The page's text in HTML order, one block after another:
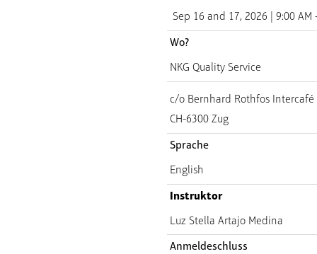
Sep 16 and 17, 2026 | 9:00 AM
Wo?
NKG Quality Service
c/o Bernhard Rothfos Intercafé
CH-6300 Zug
Sprache
English
Instruktor
Luz Stella Artajo Medina
Anmeldeschluss